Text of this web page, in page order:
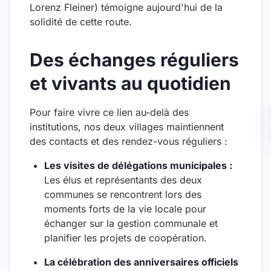
Lorenz Fleiner) témoigne aujourd'hui de la
solidité de cette route.
Des échanges réguliers
et vivants au quotidien
Pour faire vivre ce lien au-delà des
institutions, nos deux villages maintiennent
des contacts et des rendez-vous réguliers :
Les visites de délégations municipales :
Les élus et représentants des deux
communes se rencontrent lors des
moments forts de la vie locale pour
échanger sur la gestion communale et
planifier les projets de coopération.
La célébration des anniversaires officiels